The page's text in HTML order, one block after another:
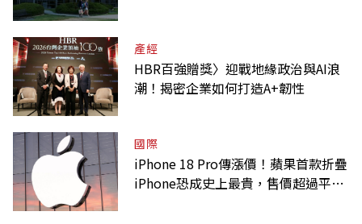
產經
HBR百強贈獎〉迎戰地緣政治與AI浪
潮！揭密企業如何打造A+韌性
國際
iPhone 18 Pro傳漲價！蘋果首款折疊
iPhone恐成史上最貴，售價超過平均